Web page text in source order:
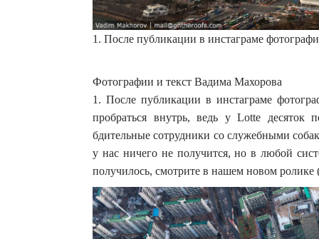
1. После публикации в инстаграме
Фотографии и текст Вадима Махорова
1. После публикации в инстаграме
пробраться внутрь, ведь у Lotte десяток
бдительные сотрудники со служебными
у нас ничего не получится, но в любой
получилось, смотрите в нашем новом ролике